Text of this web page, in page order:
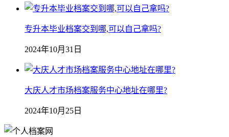
专升本毕业档案交到哪,可以自己拿吗?
2024年10月31日
大庆人才市场档案服务中心地址在哪里?
2024年10月25日